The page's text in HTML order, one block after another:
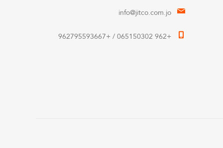
info@jitco.com.jo
+962 065150302 / +962795593667